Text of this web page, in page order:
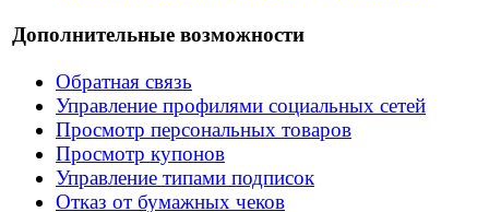
Дополнительные возможности
Обратная связь
Управление профилями социальных сетей
Просмотр персональных товаров
Просмотр купонов
Управление типами подписок
Отказ от бумажных чеков